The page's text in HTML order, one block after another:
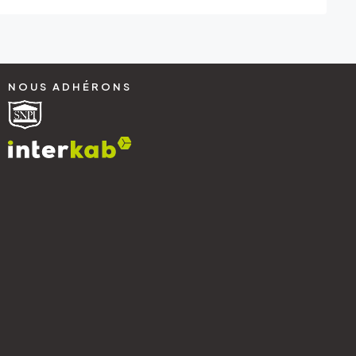
NOUS ADHÉRONS